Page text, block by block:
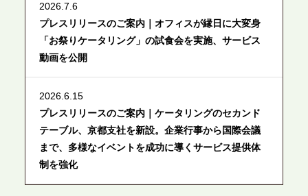
2026.7.6
プレスリリースのご案内｜オフィスが縁日に大変身
「お祭りケータリング」の試食会を実施、サービス
動画を公開
2026.6.15
プレスリリースのご案内｜ケータリングのセカンド
テーブル、京都支社を新設。企業行事から国際会議
まで、多様なイベントを成功に導くサービス提供体
制を強化